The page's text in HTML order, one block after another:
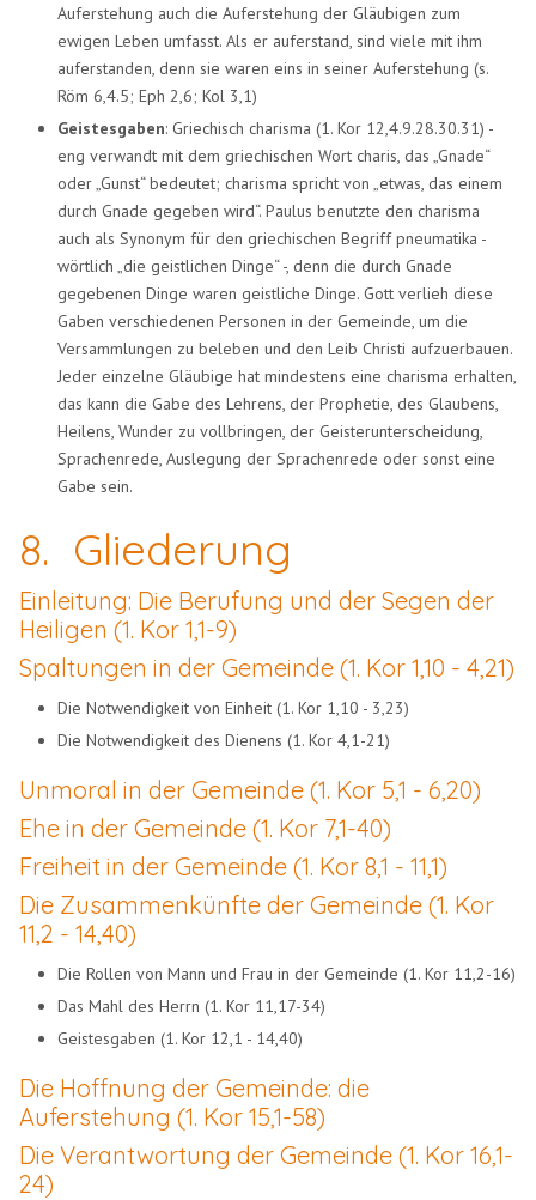
Auferstehung auch die Auferstehung der Gläubigen zum
ewigen Leben umfasst. Als er auferstand, sind viele mit ihm
auferstanden, denn sie waren eins in seiner Auferstehung (s.
Röm 6,4.5; Eph 2,6; Kol 3,1)
Geistesgaben: Griechisch charisma (1. Kor 12,4.9.28.30.31) -
eng verwandt mit dem griechischen Wort charis, das „Gnade“
oder „Gunst“ bedeutet; charisma spricht von „etwas, das einem
durch Gnade gegeben wird“. Paulus benutzte den charisma
auch als Synonym für den griechischen Begriff pneumatika -
wörtlich „die geistlichen Dinge“ -, denn die durch Gnade
gegebenen Dinge waren geistliche Dinge. Gott verlieh diese
Gaben verschiedenen Personen in der Gemeinde, um die
Versammlungen zu beleben und den Leib Christi aufzuerbauen.
Jeder einzelne Gläubige hat mindestens eine charisma erhalten,
das kann die Gabe des Lehrens, der Prophetie, des Glaubens,
Heilens, Wunder zu vollbringen, der Geisterunterscheidung,
Sprachenrede, Auslegung der Sprachenrede oder sonst eine
Gabe sein.
8. Gliederung
Einleitung: Die Berufung und der Segen der
Heiligen (1. Kor 1,1-9)
Spaltungen in der Gemeinde (1. Kor 1,10 - 4,21)
Die Notwendigkeit von Einheit (1. Kor 1,10 - 3,23)
Die Notwendigkeit des Dienens (1. Kor 4,1-21)
Unmoral in der Gemeinde (1. Kor 5,1 - 6,20)
Ehe in der Gemeinde (1. Kor 7,1-40)
Freiheit in der Gemeinde (1. Kor 8,1 - 11,1)
Die Zusammenkünfte der Gemeinde (1. Kor
11,2 - 14,40)
Die Rollen von Mann und Frau in der Gemeinde (1. Kor 11,2-16)
Das Mahl des Herrn (1. Kor 11,17-34)
Geistesgaben (1. Kor 12,1 - 14,40)
Die Hoffnung der Gemeinde: die
Auferstehung (1. Kor 15,1-58)
Die Verantwortung der Gemeinde (1. Kor 16,1-
24)